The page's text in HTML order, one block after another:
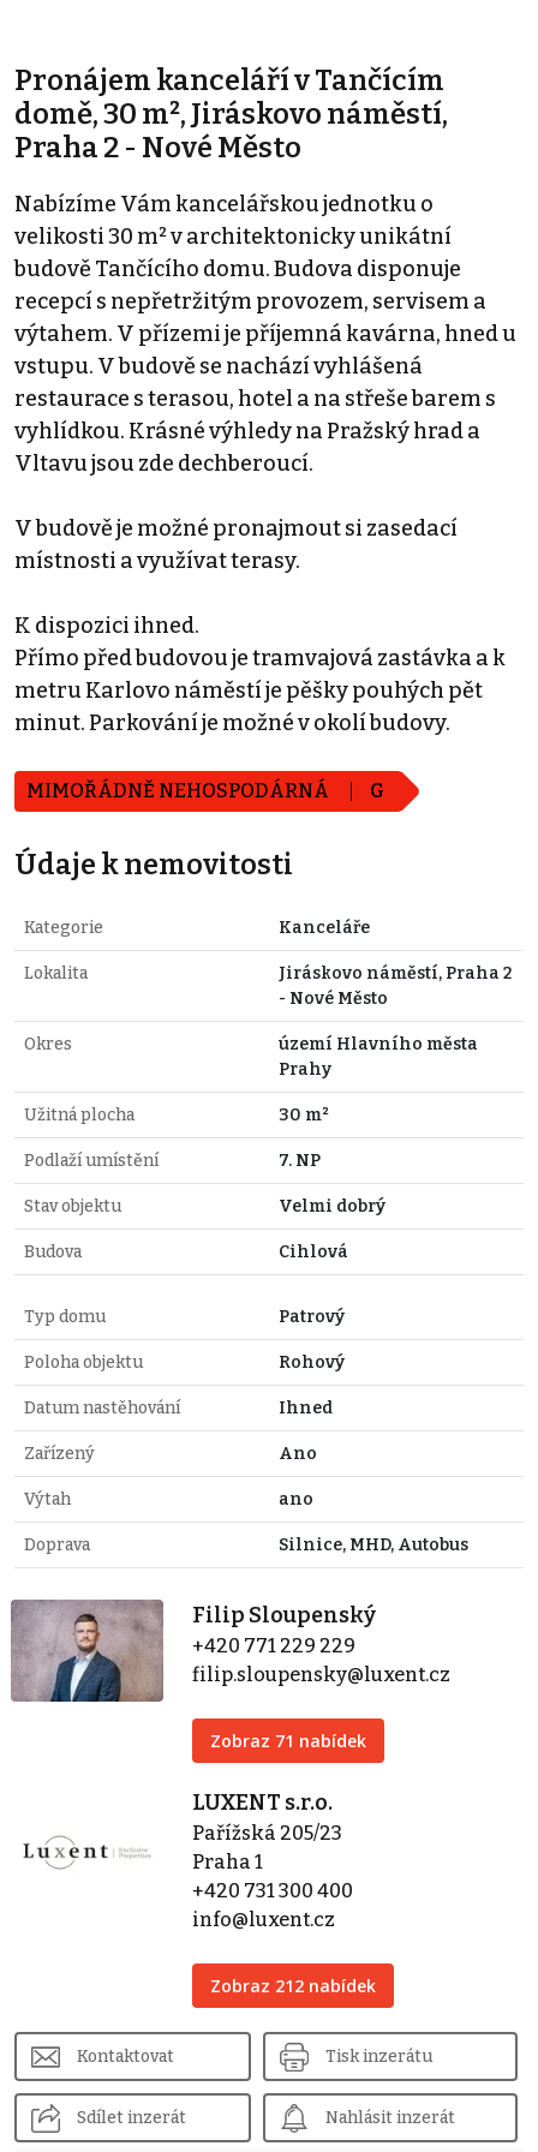
Pronájem kanceláří v Tančícím
domě, 30 m², Jiráskovo náměstí,
Praha 2 - Nové Město
Nabízíme Vám kancelářskou jednotku o
velikosti 30 m² v architektonicky unikátní
budově Tančícího domu. Budova disponuje
recepcí s nepřetržitým provozem, servisem a
výtahem. V přízemi je příjemná kavárna, hned u
vstupu. V budově se nachází vyhlášená
restaurace s terasou, hotel a na střeše barem s
vyhlídkou. Krásné výhledy na Pražský hrad a
Vltavu jsou zde dechberoucí.
V budově je možné pronajmout si zasedací
místnosti a využívat terasy.
K dispozici ihned.
Přímo před budovou je tramvajová zastávka a k
metru Karlovo náměstí je pěšky pouhých pět
minut. Parkování je možné v okolí budovy.
MIMOŘÁDNĚ NEHOSPODÁRNÁ G
Údaje k nemovitosti
Kategorie Kanceláře
Lokalita
Jiráskovo náměstí, Praha 2
- Nové Město
Okres
území Hlavního města
Prahy
Užitná plocha 30 m²
Podlaží umístění 7. NP
Stav objektu Velmi dobrý
Budova Cihlová
Typ domu Patrový
Poloha objektu Rohový
Datum nastěhování Ihned
Zařízený Ano
Výtah ano
Doprava Silnice, MHD, Autobus
Filip Sloupenský
+420 771 229 229
filip.sloupensky@luxent.cz
Zobraz 71 nabídek
LUXENT s.r.o.
Pařížská 205/23
Praha 1
+420 731 300 400
info@luxent.cz
Zobraz 212 nabídek
Kontaktovat Tisk inzerátu
Sdílet inzerát Nahlásit inzerát